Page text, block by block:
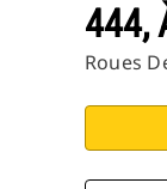
444,
Roues